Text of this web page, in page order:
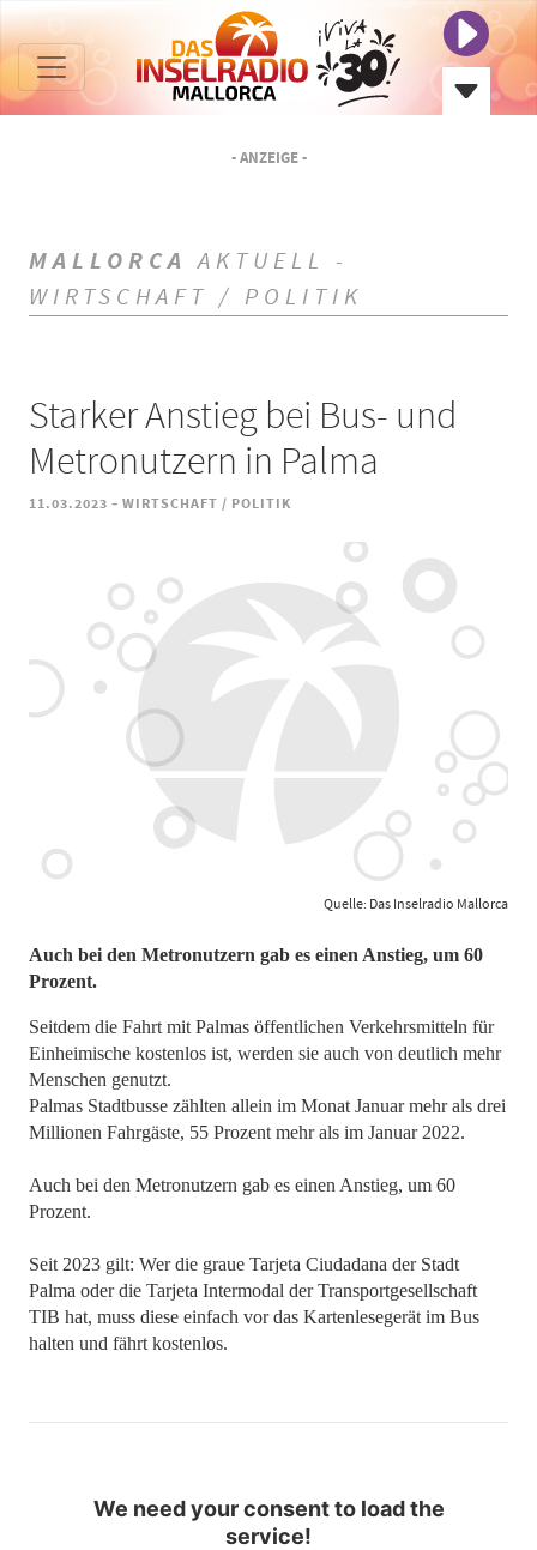
- ANZEIGE -
MALLORCA AKTUELL -
WIRTSCHAFT / POLITIK
Starker Anstieg bei Bus- und
Metronutzern in Palma
11.03.2023 - WIRTSCHAFT / POLITIK
Quelle: Das Inselradio Mallorca
Auch bei den Metronutzern gab es einen Anstieg, um 60
Prozent.
Seitdem die Fahrt mit Palmas öffentlichen Verkehrsmitteln für
Einheimische kostenlos ist, werden sie auch von deutlich mehr
Menschen genutzt.
Palmas Stadtbusse zählten allein im Monat Januar mehr als drei
Millionen Fahrgäste, 55 Prozent mehr als im Januar 2022.
Auch bei den Metronutzern gab es einen Anstieg, um 60
Prozent.
Seit 2023 gilt: Wer die graue Tarjeta Ciudadana der Stadt
Palma oder die Tarjeta Intermodal der Transportgesellschaft
TIB hat, muss diese einfach vor das Kartenlesegerät im Bus
halten und fährt kostenlos.
We need your consent to load the
service!